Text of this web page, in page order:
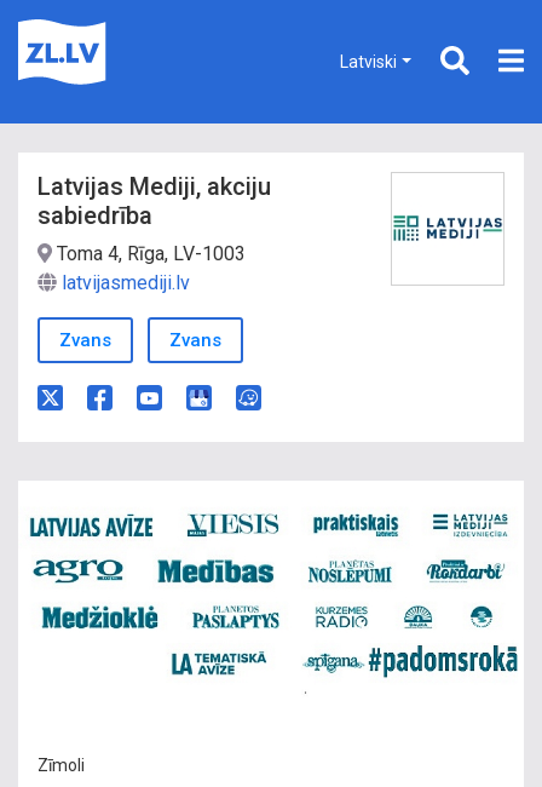
Latviski
Latvijas Mediji, akciju
sabiedrība
Toma 4, Rīga, LV-1003
latvijasmediji.lv
Zvans Zvans
Zīmoli